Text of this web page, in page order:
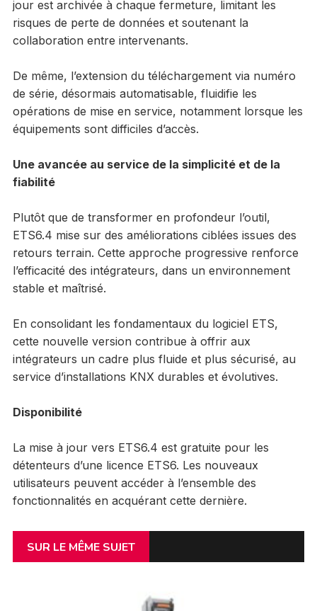
jour est archivée à chaque fermeture, limitant les
risques de perte de données et soutenant la
collaboration entre intervenants.
De même, l’extension du téléchargement via numéro
de série, désormais automatisable, fluidifie les
opérations de mise en service, notamment lorsque les
équipements sont difficiles d’accès.
Une avancée au service de la simplicité et de la
fiabilité
Plutôt que de transformer en profondeur l’outil,
ETS6.4 mise sur des améliorations ciblées issues des
retours terrain. Cette approche progressive renforce
l’efficacité des intégrateurs, dans un environnement
stable et maîtrisé.
En consolidant les fondamentaux du logiciel ETS,
cette nouvelle version contribue à offrir aux
intégrateurs un cadre plus fluide et plus sécurisé, au
service d’installations KNX durables et évolutives.
Disponibilité
La mise à jour vers ETS6.4 est gratuite pour les
détenteurs d’une licence ETS6. Les nouveaux
utilisateurs peuvent accéder à l’ensemble des
fonctionnalités en acquérant cette dernière.
SUR LE MÊME SUJET